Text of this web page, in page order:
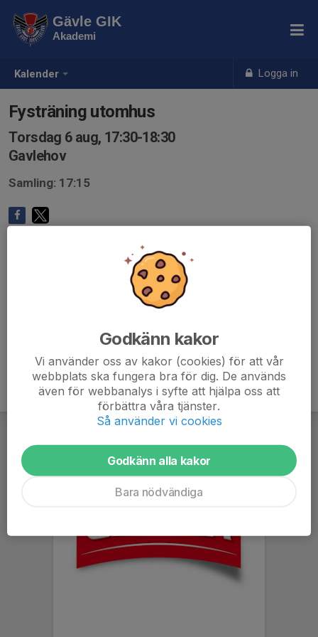
Kalender Logga in
Gävle GIK
Akademi
Fysträning utomhus
Torsdag 6 aug, 17:30-18:30
Gavlehov
Samling: 17:15
Godkänn kakor
Vi använder oss av kakor (cookies) för att vår
webbplats ska fungera bra för dig. De används
även för webbanalys i syfte att hjälpa oss att
förbättra våra tjänster.
Så använder vi cookies
Godkänn alla kakor
Bara nödvändiga